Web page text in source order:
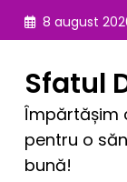
8 august
Sfatul
Împărtășim
pentru o
bună!